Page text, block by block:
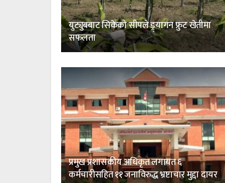
युट्युबबाट सिकेको सीपले ड्र्यागन फ्रुट खेतीमा
सफलता
प्रमुख प्रशासकीय अधिकृत लगायत ६
कर्मचारीसहित ११ जनाविरुद्ध भ्रष्टाचार मुद्दा दायर